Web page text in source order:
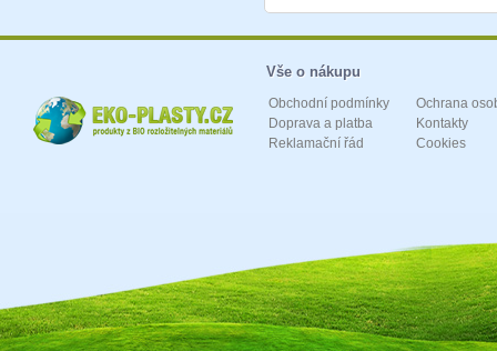
Vše o nákupu
Obchodní podmínky
Doprava a platba
Reklamační řád
Ochrana
Kontakty
Cookies